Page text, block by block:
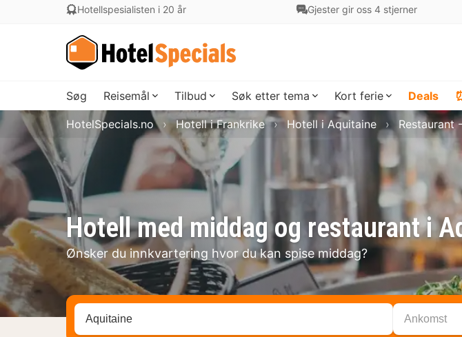
Hotellspesialisten i 20 år Gjester gir oss 4 stjerner
Søg Reisemål Tilbud Søk etter tema Kort ferie Deals
Hotell med middag og restaurant i
Ønsker du innkvartering hvor du kan spise middag?
HotelSpecials.no Hotell i Frankrike Hotell i Aquitaine Restaurant
Søk hotell, region eller by Ankomst